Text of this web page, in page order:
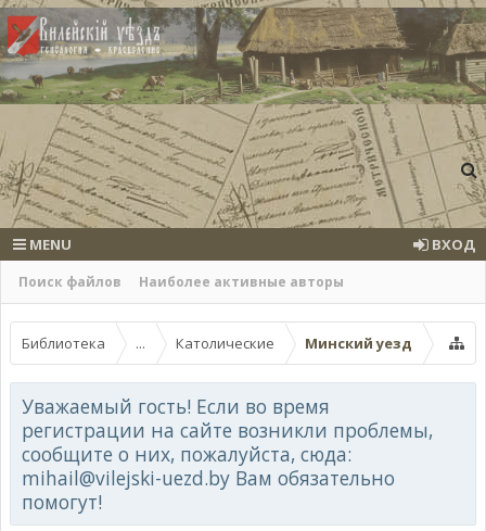
Поиск файлов Наиболее активные авторы
MENU ВХОД
Библиотека ... Католические Минский уезд
Уважаемый гость! Если во время
регистрации на сайте возникли проблемы,
сообщите о них, пожалуйста, сюда:
mihail@vilejski-uezd.by Вам обязательно
помогут!